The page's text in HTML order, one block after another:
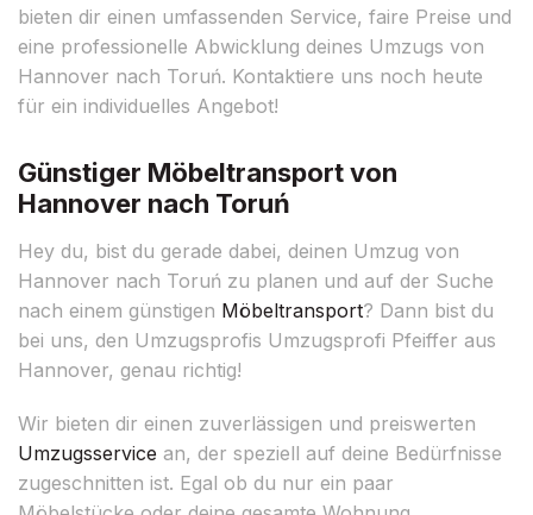
bieten dir einen umfassenden Service, faire Preise und
eine professionelle Abwicklung deines Umzugs von
Hannover nach Toruń. Kontaktiere uns noch heute
für ein individuelles Angebot!
Günstiger Möbeltransport von
Hannover nach Toruń
Hey du, bist du gerade dabei, deinen Umzug von
Hannover nach Toruń zu planen und auf der Suche
nach einem günstigen Möbeltransport? Dann bist du
bei uns, den Umzugsprofis Umzugsprofi Pfeiffer aus
Hannover, genau richtig!
Wir bieten dir einen zuverlässigen und preiswerten
Umzugsservice an, der speziell auf deine Bedürfnisse
zugeschnitten ist. Egal ob du nur ein paar